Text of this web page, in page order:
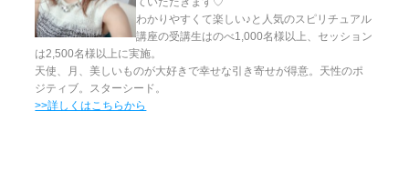
わかりやすくて楽しい♪と人気のスピリチュアル
講座の受講生はのべ1,000名様以上、セッション
は2,500名様以上に実施。
天使、月、美しいものが大好きで幸せな引き寄せが得意。天性のポ
ジティブ。スターシード。
>>詳しくはこちらから